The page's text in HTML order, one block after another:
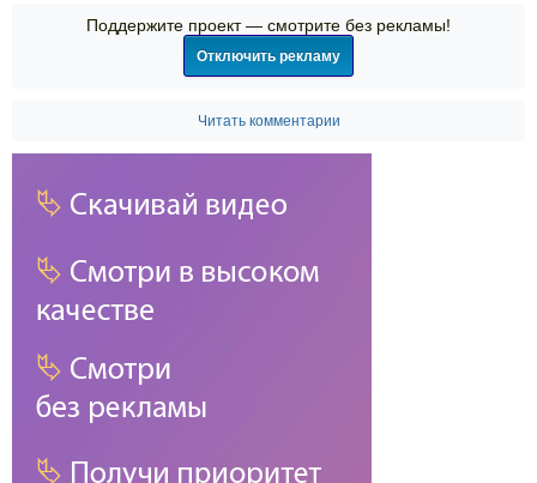
Поддержите проект — смотрите без рекламы!
Отключить рекламу
Читать комментарии